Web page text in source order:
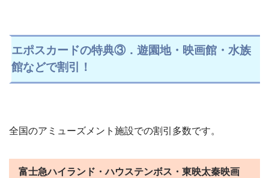
エポスカードの特典③．遊園地・映画館・水族
館などで割引！
全国のアミューズメント施設での割引多数です。
富士急ハイランド・ハウステンボス・東映太秦映画